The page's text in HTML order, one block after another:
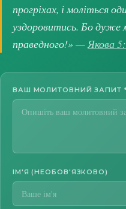
прогріхах, і моліться
уздоровитись. Бо дуже
праведного!» —Якова
ВАШ МОЛИТОВНИЙ ЗАПИТ
ІМ'Я (НЕОБОВ'ЯЗКОВО)